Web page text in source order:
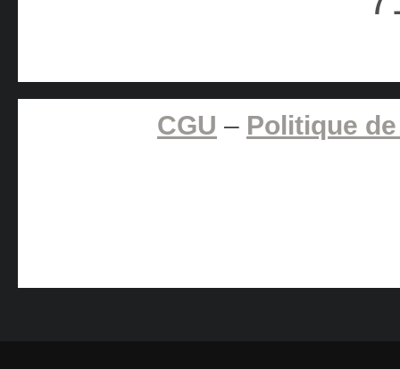
CGU – Politique